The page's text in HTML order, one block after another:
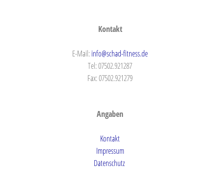
Kontakt
E-Mail: info@schad-fitness.de
Tel: 07502.921287
Fax: 07502.921279
Angaben
Kontakt
Impressum
Datenschutz